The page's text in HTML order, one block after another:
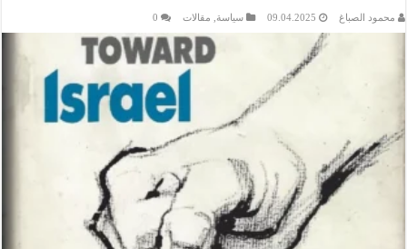
محمود الصباغ 09.04.2025 سياسة مقالات 0